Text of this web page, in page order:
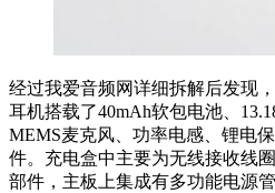
经过我爱音频网详细拆解后发现
耳机搭载了40mAh软包电池、
MEMS麦克风、功率电感、锂电
件。充电盒中主要为无线接收线
部件，主板上集成有多功能电源